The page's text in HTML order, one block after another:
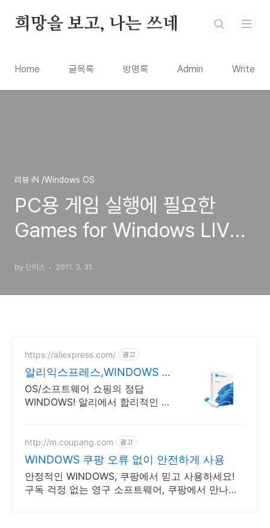
희망을 보고, 나는 쓰네
Home 글목록 방명록 Admin Write
리뷰 iN /Windows OS
PC용 게임 실행에 필요한
Games for Windows LIVE
트
by 단비스 2011. 3. 31.
https://aliexpress.com/ 광고
알리익스프레스,WINDOWS 내
맘에 쏙드는 오늘의 특가
OS/소프트웨어 쇼핑의 정답
WINDOWS! 알리에서 합리적인 가
http://m.coupang.com 광고
WINDOWS 쿠팡 오류 없이 안전하게 사용
안정적인 WINDOWS, 쿠팡에서 믿고 사용하세요!
구독 걱정 없는 영구 소프트웨어, 쿠팡에서 만나보